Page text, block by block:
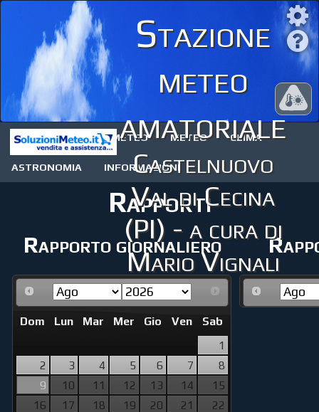
Stazione
meteo
amatoriale
Castelnuovo
Val di Cecina
(PI) - a cura di
Mario Vignali
STAZIONE METEO METEO CLIMA
ASTRONOMIA INFORMAZIONI
Rapporti
Rapporto giornaliero
Dom Lun Mar Mer Gio Ven
Sab
1
2
3 4 5 6 7
8
9
10 11 12 13 14
15
16
17 18 19 20 21
22